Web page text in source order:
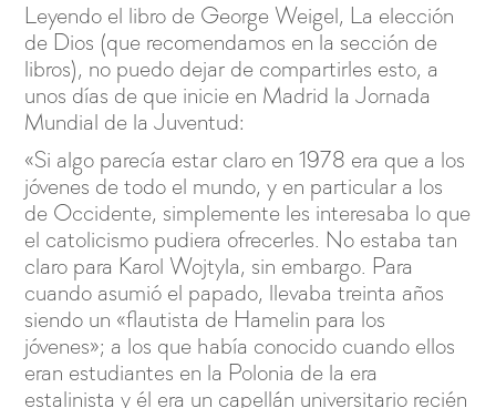
Leyendo el libro de George Weigel, La elección
de Dios (que recomendamos en la sección de
libros), no puedo dejar de compartirles esto, a
unos días de que inicie en Madrid la Jornada
Mundial de la Juventud:
«Si algo parecía estar claro en 1978 era que a los
jóvenes de todo el mundo, y en particular a los
de Occidente, simplemente les interesaba lo que
el catolicismo pudiera ofrecerles. No estaba tan
claro para Karol Wojtyla, sin embargo. Para
cuando asumió el papado, llevaba treinta años
siendo un «flautista de Hamelin para los
jóvenes»; a los que había conocido cuando ellos
eran estudiantes en la Polonia de la era
estalinista y él era un capellán universitario recién